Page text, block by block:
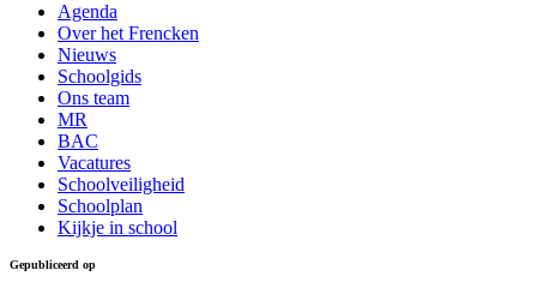
Agenda
Over het Frencken
Nieuws
Schoolgids
Ons team
MR
BAC
Vacatures
Schoolveiligheid
Schoolplan
Kijkje in school
Gepubliceerd op